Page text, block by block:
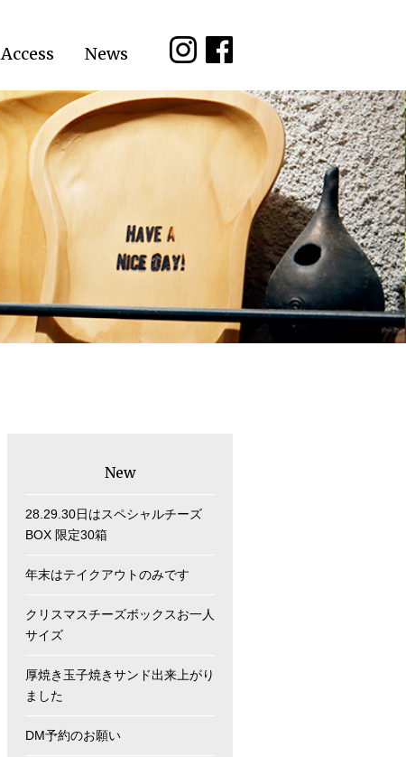
Access News
New
28.29.30日はスペシャルチーズ
BOX 限定30箱
年末はテイクアウトのみです
クリスマスチーズボックスお一人
サイズ
厚焼き玉子焼きサンド出来上がり
ました
DM予約のお願い